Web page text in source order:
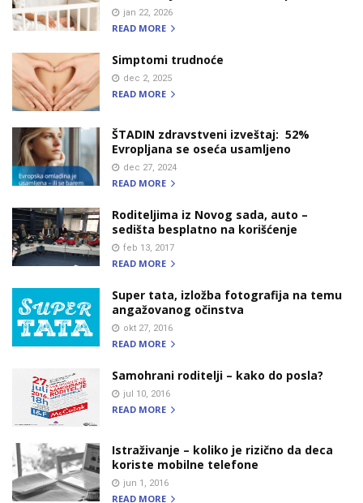
jan 22, 2026
READ MORE
Simptomi trudnoće
dec 2, 2025
READ MORE
ŠTADIN zdravstveni izveštaj: 52%
Evropljana se oseća usamljeno
dec 27, 2024
READ MORE
Roditeljima iz Novog sada, auto –
sedišta besplatno na korišćenje
feb 13, 2017
READ MORE
Super tata, izložba fotografija na temu
angažovanog očinstva
okt 27, 2016
READ MORE
Samohrani roditelji – kako do posla?
jul 10, 2016
READ MORE
Istraživanje – koliko je rizično da deca
koriste mobilne telefone
jun 1, 2016
READ MORE